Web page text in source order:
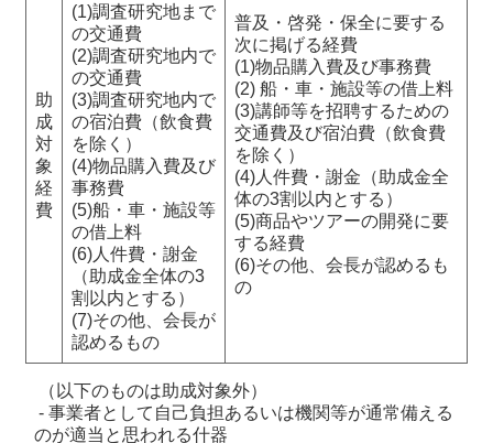
助
成
対
象
経
費
(1)調査研究地まで
の交通費
(2)調査研究地内で
の交通費
(3)調査研究地内で
の宿泊費（飲食費
を除く）
(4)物品購入費及び
事務費
(5)船・車・施設等
の借上料
(6)人件費・謝金
（助成金全体の3
割以内とする）
(7)その他、会長が
認めるもの
普及・啓発・保全に要する
次に掲げる経費
(1)物品購入費及び事務費
(2) 船・車・施設等の借上料
(3)講師等を招聘するための
交通費及び宿泊費（飲食費
を除く）
(4)人件費・謝金（助成金全
体の3割以内とする）
(5)商品やツアーの開発に要
する経費
(6)その他、会長が認めるも
の
（以下のものは助成対象外）
- 事業者として自己負担あるいは機関等が通常備える
のが適当と思われる什器